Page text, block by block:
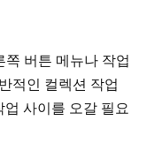
버튼 메뉴나 작업
적인 컬렉션 작업
사이를 오갈 필요